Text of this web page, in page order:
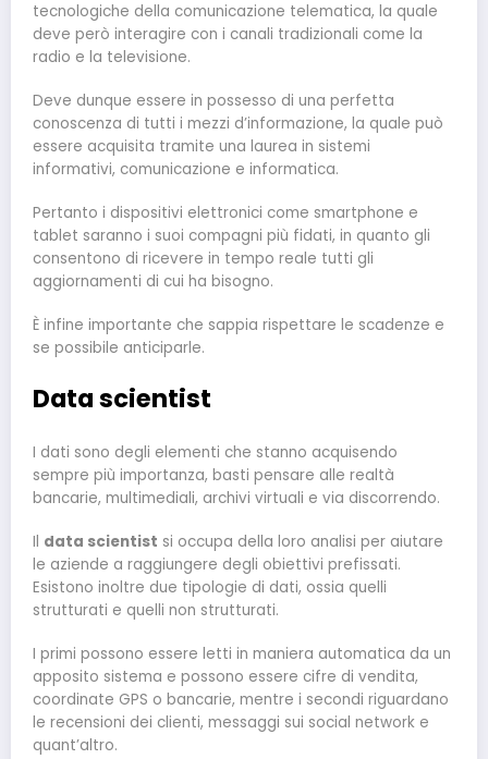
tecnologiche della comunicazione telematica, la quale
deve però interagire con i canali tradizionali come la
radio e la televisione.
Deve dunque essere in possesso di una perfetta
conoscenza di tutti i mezzi d’informazione, la quale può
essere acquisita tramite una laurea in sistemi
informativi, comunicazione e informatica.
Pertanto i dispositivi elettronici come smartphone e
tablet saranno i suoi compagni più fidati, in quanto gli
consentono di ricevere in tempo reale tutti gli
aggiornamenti di cui ha bisogno.
È infine importante che sappia rispettare le scadenze e
se possibile anticiparle.
Data scientist
I dati sono degli elementi che stanno acquisendo
sempre più importanza, basti pensare alle realtà
bancarie, multimediali, archivi virtuali e via discorrendo.
Il data scientist si occupa della loro analisi per aiutare
le aziende a raggiungere degli obiettivi prefissati.
Esistono inoltre due tipologie di dati, ossia quelli
strutturati e quelli non strutturati.
I primi possono essere letti in maniera automatica da un
apposito sistema e possono essere cifre di vendita,
coordinate GPS o bancarie, mentre i secondi riguardano
le recensioni dei clienti, messaggi sui social network e
quant’altro.